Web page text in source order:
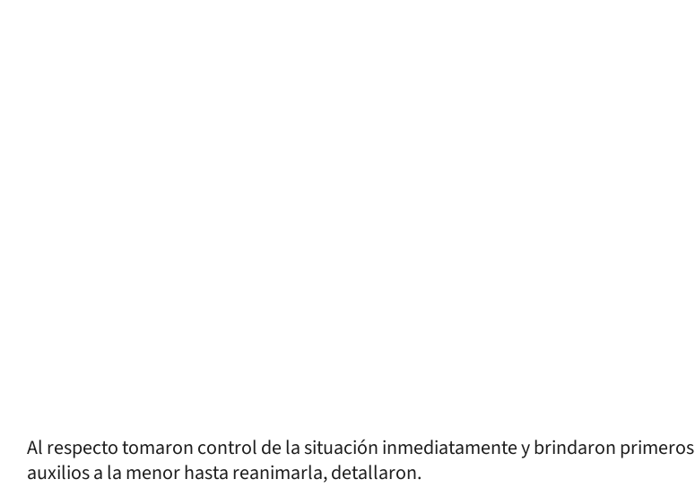
Al respecto tomaron control de la situación inmediatamente y brindaron primeros
auxilios a la menor hasta reanimarla, detallaron.